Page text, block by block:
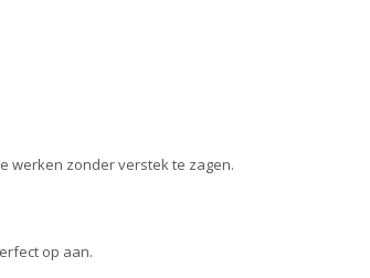
werken zonder verstek te zagen.
op aan.